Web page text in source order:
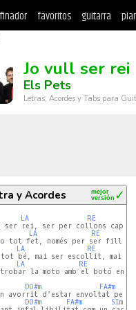
favoritos guitarra
Jo vull ser rei
Els Pets
Letras, Acordes y Tabs para
y Acordes ✓
mejor
versión
LA
RE
ser rei, ser per collons cap
LA
RE
tot fet, només per ser fill de
LA
RE
tot bé, mai ser escollit, mai
LA
RE
trobar la moto amb el botó
DO#m
FA#m
avorrit d'estar envoltat per
DO#m
FA#m SIm